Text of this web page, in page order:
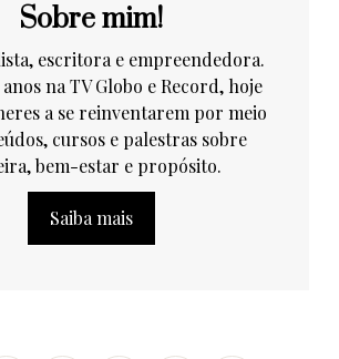
Sobre mim!
escritora e empreendedora.
na TV Globo e Record, hoje
a se reinventarem por meio
cursos e palestras sobre
bem-estar e propósito.
Saiba mais